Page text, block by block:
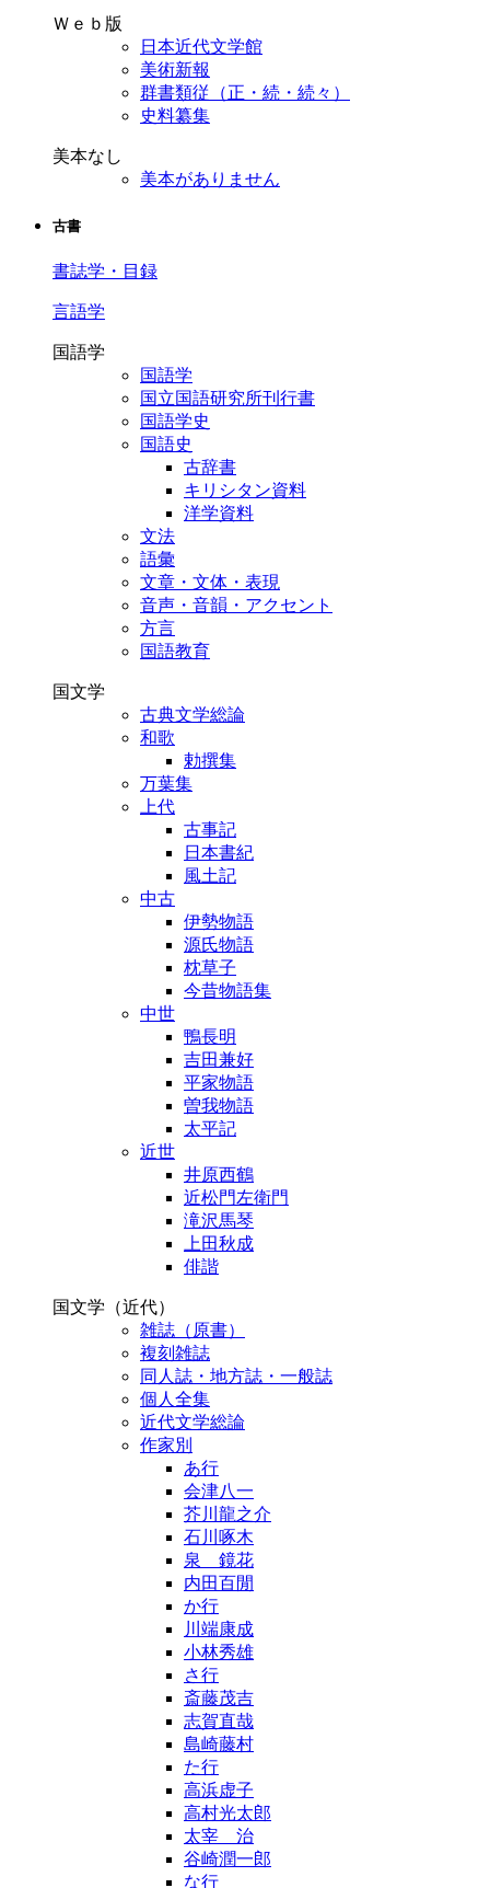
Ｗｅｂ版
日本近代文学館
美術新報
群書類従（正・続・続々）
史料纂集
美本なし
美本がありません
古書
書誌学・目録
言語学
国語学
国語学
国立国語研究所刊行書
国語学史
国語史
古辞書
キリシタン資料
洋学資料
文法
語彙
文章・文体・表現
音声・音韻・アクセント
方言
国語教育
国文学
古典文学総論
和歌
勅撰集
万葉集
上代
古事記
日本書紀
風土記
中古
伊勢物語
源氏物語
枕草子
今昔物語集
中世
鴨長明
吉田兼好
平家物語
曽我物語
太平記
近世
井原西鶴
近松門左衛門
滝沢馬琴
上田秋成
俳諧
国文学（近代）
雑誌（原書）
複刻雑誌
同人誌・地方誌・一般誌
個人全集
近代文学総論
作家別
あ行
会津八一
芥川龍之介
石川啄木
泉 鏡花
内田百閒
か行
川端康成
小林秀雄
さ行
斎藤茂吉
志賀直哉
島崎藤村
た行
高浜虚子
高村光太郎
太宰 治
谷崎潤一郎
な行